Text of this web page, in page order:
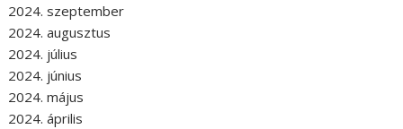
2024. szeptember
2024. augusztus
2024. július
2024. június
2024. május
2024. április